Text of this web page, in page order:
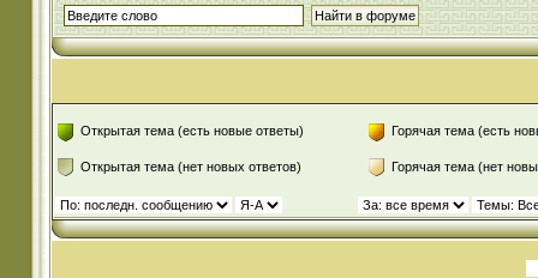
Открытая тема (есть новые ответы)
Открытая тема (нет новых ответов)
Горячая тема (есть
Горячая тема (нет